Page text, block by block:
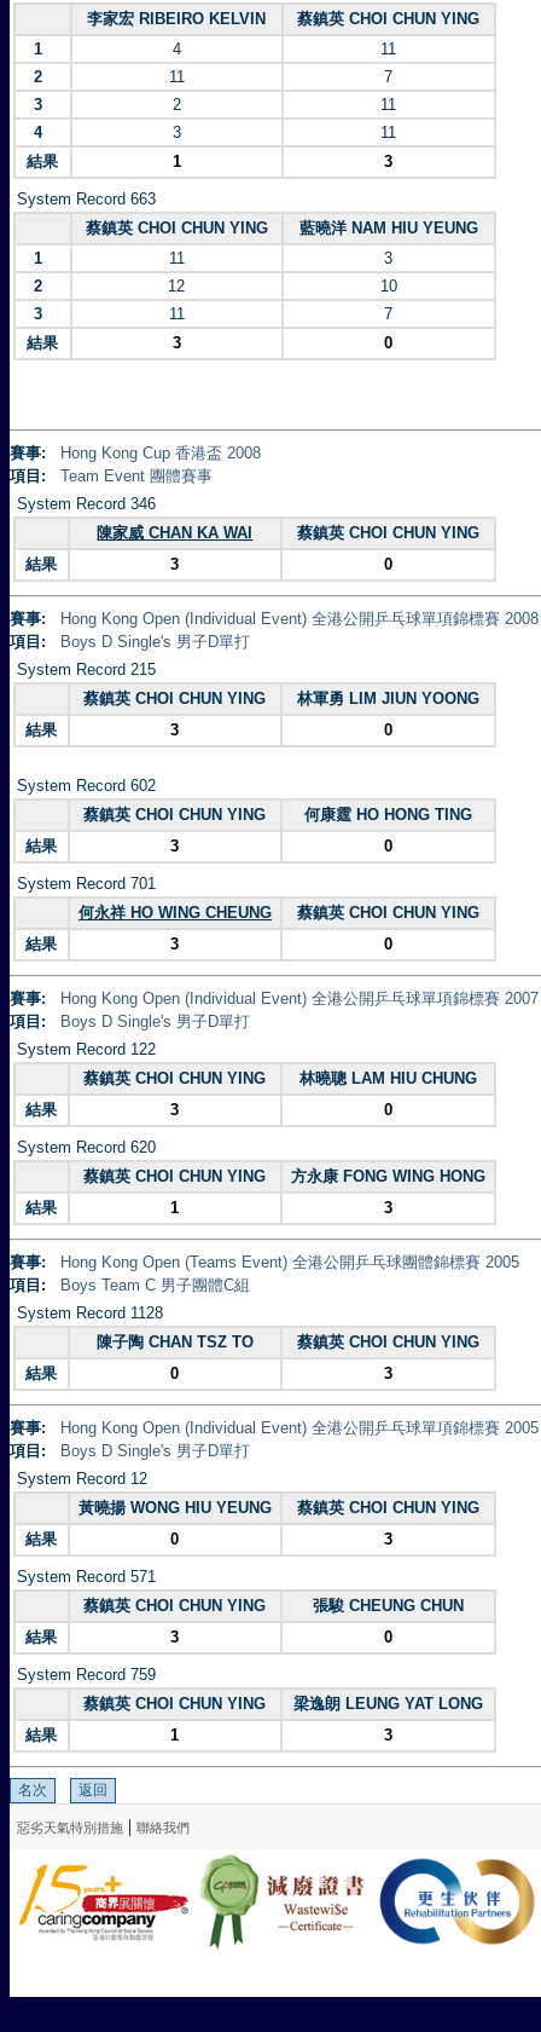
李家宏 RIBEIRO KELVIN
蔡鎮英 CHOI CHUN YING
1
4
11
2
11
7
3
2
11
4
3
11
結果
1 3
System Record 663
蔡鎮英 CHOI CHUN YING
藍曉洋 NAM HIU YEUNG
1
11
3
2
12
10
3
11
7
結果
3 0
賽事:
Hong Kong Cup 香港盃 2008
項目:
Team Event 團體賽事
System Record 346
陳家威 CHAN KA WAI
蔡鎮英 CHOI CHUN YING
結果
3 0
賽事:
Hong Kong Open (Individual Event) 全港公開乒乓球單項錦標賽 2008
項目:
Boys D Single's 男子D單打
System Record 215
蔡鎮英 CHOI CHUN YING
林軍勇 LIM JIUN YOONG
結果
3 0
System Record 602
蔡鎮英 CHOI CHUN YING
何康霆 HO HONG TING
結果
3 0
System Record 701
何永祥 HO WING CHEUNG
蔡鎮英 CHOI CHUN YING
結果
3 0
賽事:
Hong Kong Open (Individual Event) 全港公開乒乓球單項錦標賽 2007
項目:
Boys D Single's 男子D單打
System Record 122
蔡鎮英 CHOI CHUN YING
林曉聰 LAM HIU CHUNG
結果
3 0
System Record 620
蔡鎮英 CHOI CHUN YING
方永康 FONG WING HONG
結果
1 3
賽事:
Hong Kong Open (Teams Event) 全港公開乒乓球團體錦標賽 2005
項目:
Boys Team C 男子團體C組
System Record 1128
陳子陶 CHAN TSZ TO
蔡鎮英 CHOI CHUN YING
結果
0 3
賽事:
Hong Kong Open (Individual Event) 全港公開乒乓球單項錦標賽 2005
項目:
Boys D Single's 男子D單打
System Record 12
黃曉揚 WONG HIU YEUNG
蔡鎮英 CHOI CHUN YING
結果
0 3
System Record 571
蔡鎮英 CHOI CHUN YING
張駿 CHEUNG CHUN
結果
3 0
System Record 759
蔡鎮英 CHOI CHUN YING
梁逸朗 LEUNG YAT LONG
結果
1 3